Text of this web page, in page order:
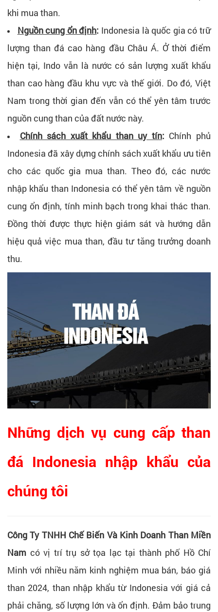
khi mua than.
Nguồn cung ổn định: Indonesia là quốc gia có trữ
lượng than đá cao hàng đầu Châu Á. Ở thời điểm
hiện tại, Indo vẫn là nước có sản lượng xuất khẩu
than cao hàng đầu khu vực và thế giới. Do đó, Việt
Nam trong thời gian đến vẫn có thể yên tâm trước
nguồn cung than của đất nước này.
Chính sách xuất khẩu than uy tín: Chính phủ
Indonesia đã xây dựng chính sách xuất khẩu ưu tiên
cho các quốc gia mua than. Theo đó, các nước
nhập khẩu than Indonesia có thể yên tâm về nguồn
cung ổn định, tính minh bạch trong khai thác than.
Đồng thời được thực hiện giám sát và hướng dẫn
hiệu quả việc mua than, đầu tư tăng trưởng doanh
thu.
Những dịch vụ cung cấp than
đá Indonesia nhập khẩu của
chúng tôi
Công Ty TNHH Chế Biến Và Kinh Doanh Than Miền
Nam có vị trí trụ sở tọa lạc tại thành phố Hồ Chí
Minh với nhiều năm kinh nghiệm mua bán, báo giá
than 2024, than nhập khẩu từ Indonesia với giá cả
phải chăng, số lượng lớn và ổn định. Đảm bảo trung